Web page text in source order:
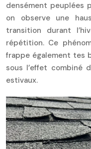
densément peuplées
on observe une
transition durant
répétition. Ce
frappe également tes
sous l’effet combiné
estivaux.